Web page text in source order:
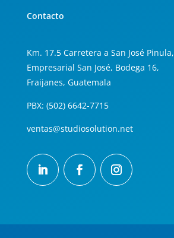
Contacto
Km. 17.5 Carretera a San José Pinula,
Empresarial San José, Bodega 16,
Fraijanes, Guatemala
PBX: (502) 6642-7715
ventas@studiosolution.net